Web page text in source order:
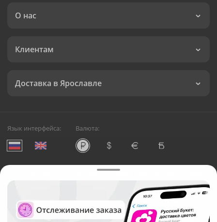
О нас
Клиентам
Доставка в Ярославле
Язык интерфейса: Валюта:
Служба круглосуточной доставки цветов в Ярославле
Русский Букет, 2026
Общество с ограниченной ответственностью «Технология»
ОГРН: 1195476081745, ИНН: 5410081997
Юридический адрес: г. Новосибирск, ул. Ипподромская,